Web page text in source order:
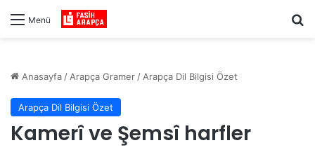
Menü
Anasayfa / Arapça Gramer / Arapça Dil Bilgisi Özet
Arapça Dil Bilgisi Özet
Kamerî ve Şemsî harfler